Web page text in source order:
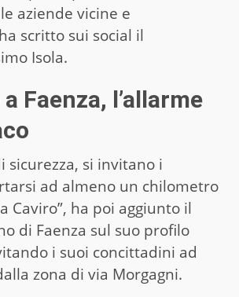
aziende vicine e
scritto sui social il
Isola.
Faenza, l’allarme
sicurezza, si invitano i
ad almeno un chilometro
Caviro”, ha poi aggiunto il
di Faenza sul suo profilo
i suoi concittadini ad
zona di via Morgagni.